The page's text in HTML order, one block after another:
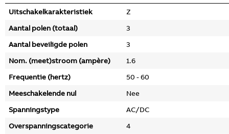
Uitschakelkarakteristiek
Z
Aantal polen (totaal)
3
Aantal beveiligde polen
3
Nom. (meet)stroom (ampère)
1.6
Frequentie (hertz)
50 - 60
Meeschakelende nul
Nee
Spanningstype
AC/DC
Overspanningscategorie
4